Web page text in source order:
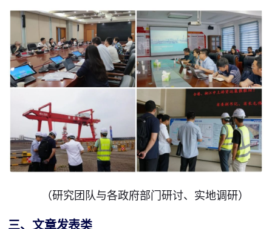
（研究团队与各政府部门研讨、实地调研）
三、文章发表类